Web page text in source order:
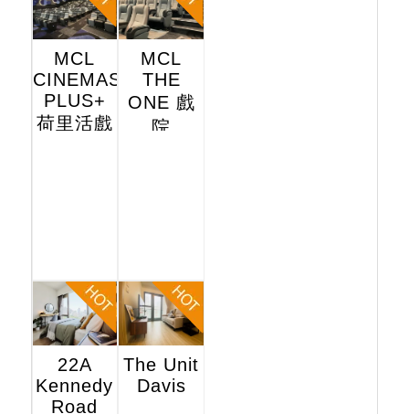
MCL
CINEMAS
PLUS+
荷里活戲
MCL
THE
ONE 戲
院
22A
Kennedy
Road
The Unit
Davis